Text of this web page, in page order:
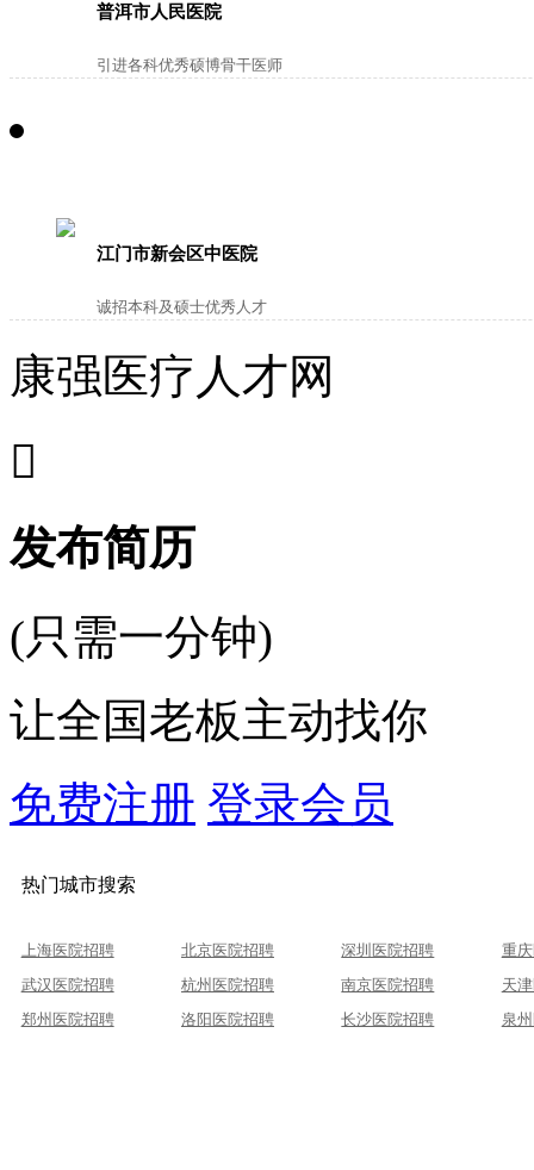
普洱市人民医院
引进各科优秀硕博骨干医师
江门市新会区中医院
诚招本科及硕士优秀人才
康强医疗人才网

发布简历
(只需一分钟)
让全国老板主动找你
免费注册 登录会员
热门城市搜索
上海医院招聘 北京医院招聘 深圳医院招聘
重
武汉医院招聘
杭州医院招聘 南京医院招聘
天
郑州医院招聘
洛阳医院招聘 长沙医院招聘 泉